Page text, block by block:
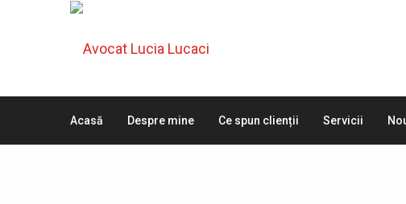
Acasă Despre mine Ce spun clienții Servicii